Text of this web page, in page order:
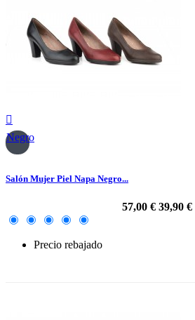

Negro
Salón Mujer Piel Napa Negro...
57,00 € 39,90 €
Precio rebajado